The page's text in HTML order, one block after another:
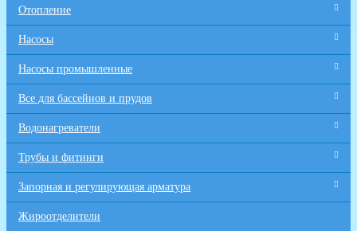
Отопление
Насосы
Насосы промышленные
Все для бaссейнов и прудов
Водонагреватели
Трубы и фитинги
Запорная и регулирующая арматура
Жироотделители